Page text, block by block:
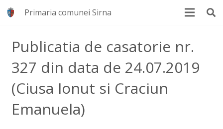
Primaria comunei Sirna
Publicatia de casatorie nr.
327 din data de 24.07.2019
(Ciusa Ionut si Craciun
Emanuela)